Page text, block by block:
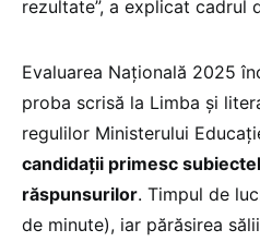
rezultate”, a explicat cadrul
Evaluarea Națională 2025
proba scrisă la Limba și
regulilor Ministerului
candidații primesc
răspunsurilor. Timpul de
de minute), iar părăsirea